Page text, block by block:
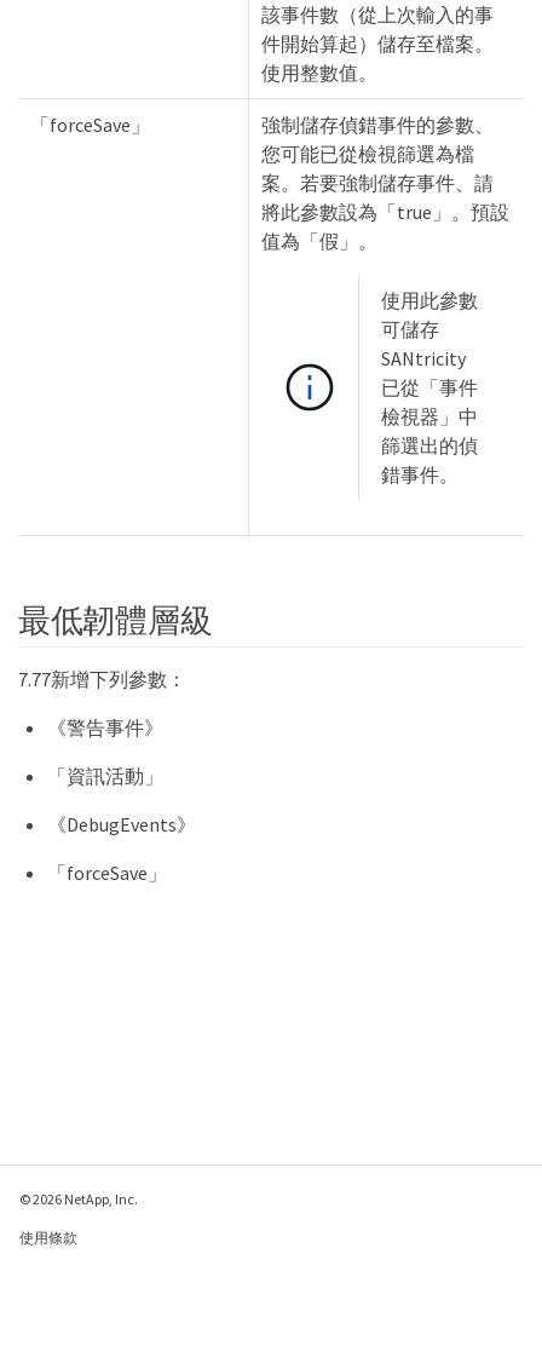
該事件數（從上次輸入的事
件開始算起）儲存至檔案。
使用整數值。
「forceSave」
強制儲存偵錯事件的參數、
您可能已從檢視篩選為檔
案。若要強制儲存事件、請
將此參數設為「true」。預設
值為「假」。
使用此參數
可儲存
SANtricity
已從「事件
檢視器」中
篩選出的偵
錯事件。
最低韌體層級
7.77新增下列參數：
《警告事件》
「資訊活動」
《DebugEvents》
「forceSave」
© 2026 NetApp, Inc.
使用條款